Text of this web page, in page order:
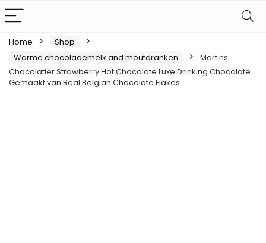
Home
Shop
Warme chocolademelk and moutdranken
Martins
Chocolatier Strawberry Hot Chocolate Luxe Drinking Chocolate
Gemaakt van Real Belgian Chocolate Flakes